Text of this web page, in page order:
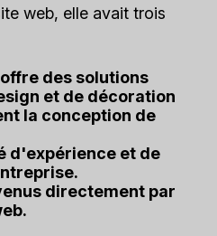
web, elle avait trois
des solutions
et de décoration
la conception de
d'expérience et de
directement par